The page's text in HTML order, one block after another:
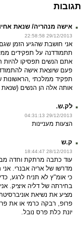
תגובות
אישה מנהריה/ שנאת
29/12/2013 22:58:58
אני חושבת שהגיע הזמן
תתמודדנה על תפקידים
אתם הנשים תפסיקו להיות
פעם שיוצאת אישה
תפקיד ממלכתי ,הראשונות
אותה אלה הן הנשים (שנאת
לק.ש.
29/12/2013 04:31:13
הצעות מעניינות
ק.ש
28/12/2013 18:44:47
עוד כתבה מרתקת וחדה
מדרשו של אריה אבנרי. אני
כי אומ"ץ לא תניח לרגע,
בחירתה של דליה איציק. אני
מציע את נשיאת אוניברסיטת
פרופ, רבקה כרמי או את
יונת כלת פרס נובל.